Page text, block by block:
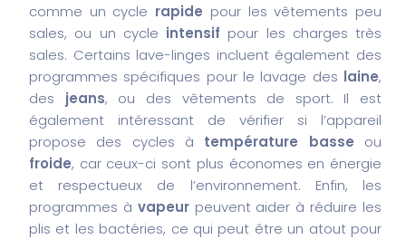
comme un cycle rapide pour les vêtements peu
sales, ou un cycle intensif pour les charges très
sales. Certains lave-linges incluent également des
programmes spécifiques pour le lavage des laine,
des jeans, ou des vêtements de sport. Il est
également intéressant de vérifier si l’appareil
propose des cycles à température basse ou
froide, car ceux-ci sont plus économes en énergie
et respectueux de l’environnement. Enfin, les
programmes à vapeurpeuvent aider à réduire les
plis et les bactéries, ce qui peut être un atout pour